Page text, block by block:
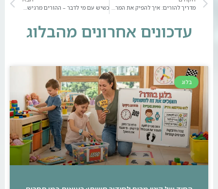
עדכונים אחרונים מהבלוג
בלוג